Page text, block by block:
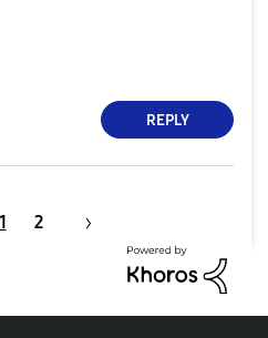
REPLY
1 2